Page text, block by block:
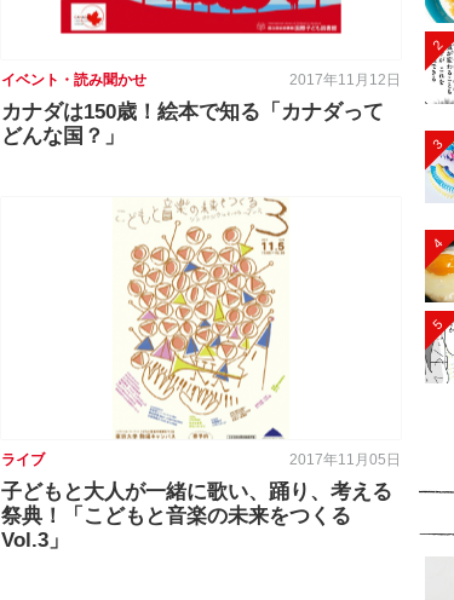
イベント・読み聞かせ 2017年11月12日
カナダは150歳！絵本で知る「カナダって
どんな国？」
ライブ 2017年11月05日
子どもと大人が一緒に歌い、踊り、考える
祭典！「こどもと音楽の未来をつくる
Vol.3」
2
3
4
5